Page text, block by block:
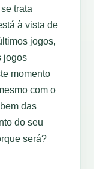
trata
à vista de
jogos,
jogos
momento
com o
das
do seu
será?